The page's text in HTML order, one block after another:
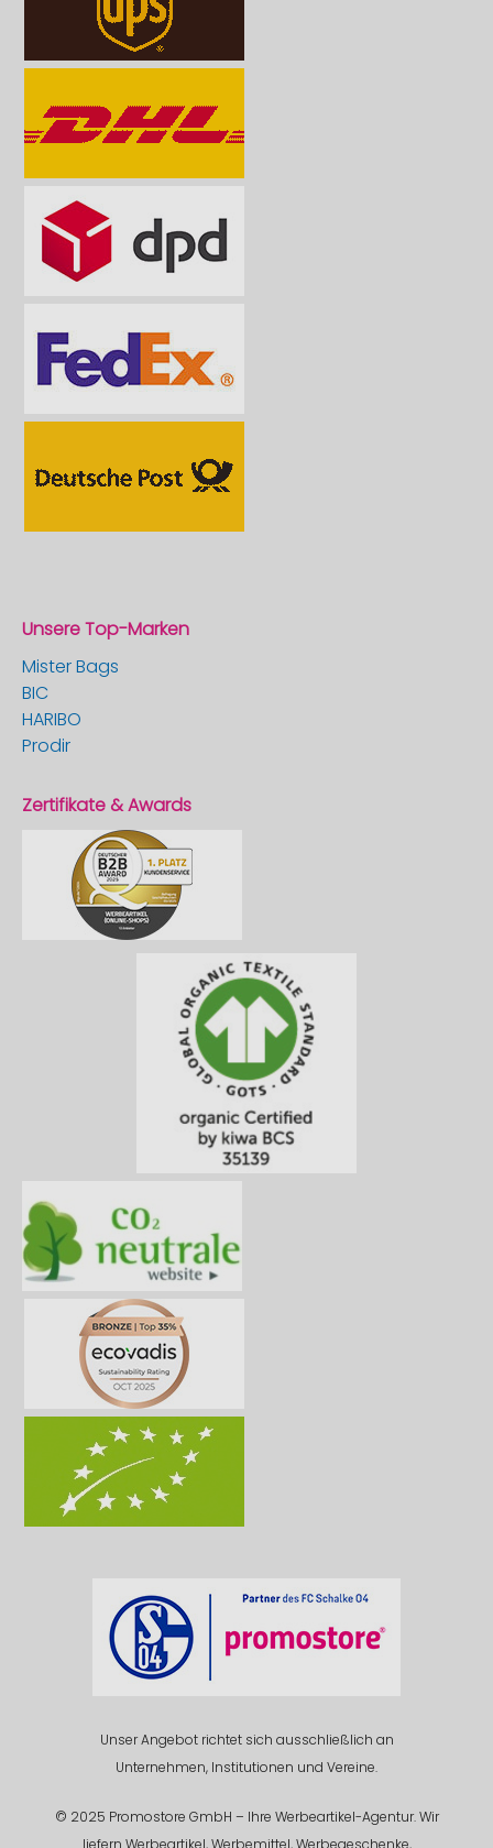
Unsere Top-Marken
Mister Bags
BIC
HARIBO
Prodir
Zertifikate & Awards
Unser Angebot richtet sich ausschließlich an
Unternehmen, Institutionen und Vereine.
© 2025 Promostore GmbH – Ihre Werbeartikel-Agentur. Wir
liefern Werbeartikel, Werbemittel, Werbegeschenke,